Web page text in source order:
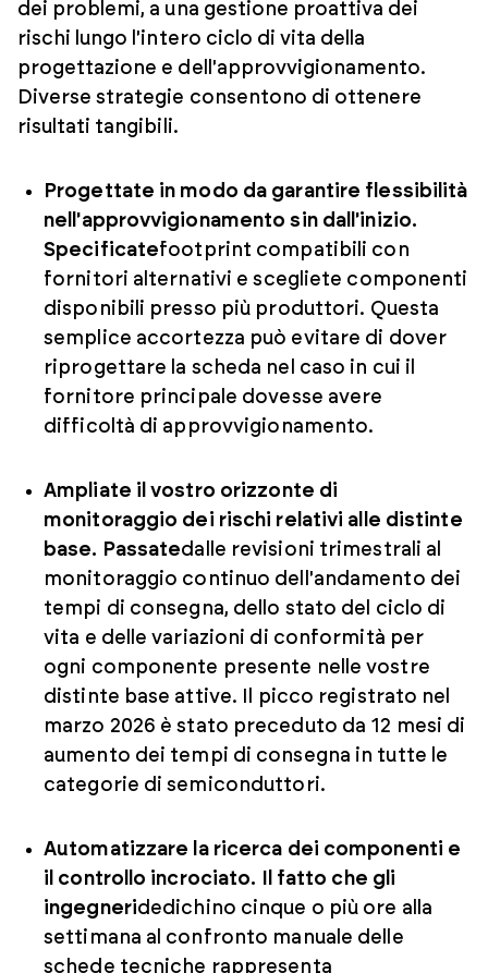
dei problemi, a una gestione proattiva dei
rischi lungo l'intero ciclo di vita della
progettazione e dell'approvvigionamento.
Diverse strategie consentono di ottenere
risultati tangibili.
Progettate in modo da garantire flessibilità
nell'approvvigionamento sin dall'inizio.
Specificatefootprint compatibili con
fornitori alternativi e scegliete componenti
disponibili presso più produttori. Questa
semplice accortezza può evitare di dover
riprogettare la scheda nel caso in cui il
fornitore principale dovesse avere
difficoltà di approvvigionamento.
Ampliate il vostro orizzonte di
monitoraggio dei rischi relativi alle distinte
base. Passatedalle revisioni trimestrali al
monitoraggio continuo dell'andamento dei
tempi di consegna, dello stato del ciclo di
vita e delle variazioni di conformità per
ogni componente presente nelle vostre
distinte base attive. Il picco registrato nel
marzo 2026 è stato preceduto da 12 mesi di
aumento dei tempi di consegna in tutte le
categorie di semiconduttori.
Automatizzare la ricerca dei componenti e
il controllo incrociato. Il fatto che gli
ingegneridedichino cinque o più ore alla
settimana al confronto manuale delle
schede tecniche rappresenta